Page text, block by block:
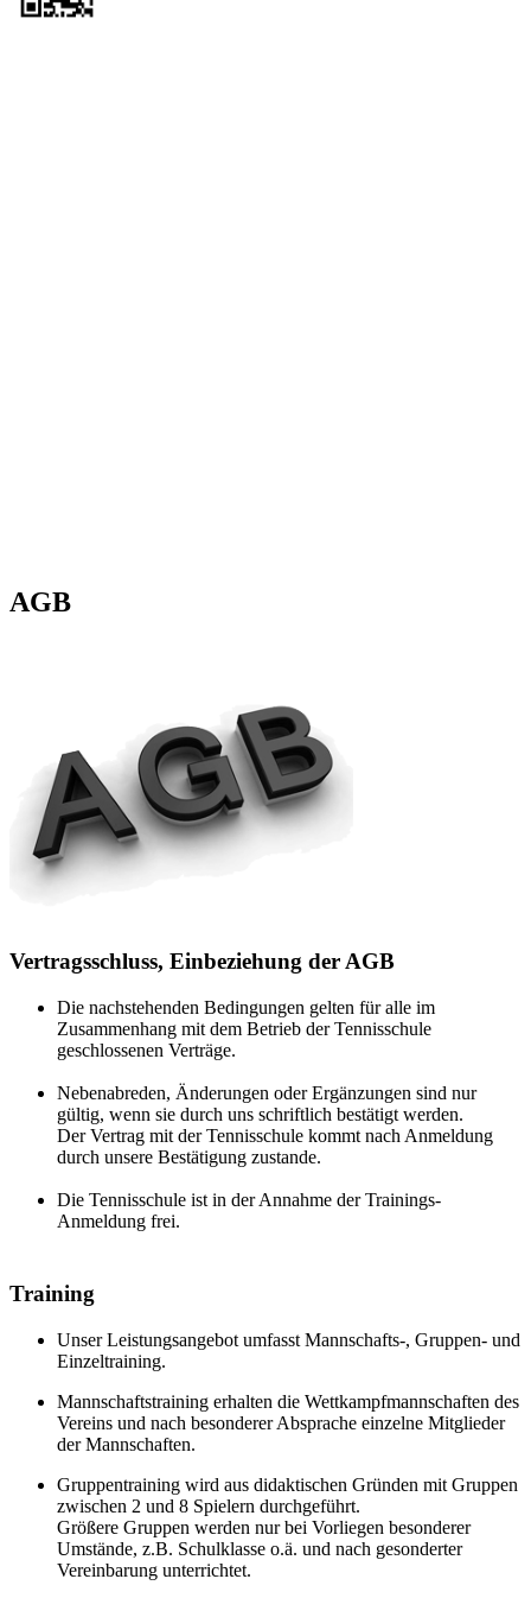
AGB
Vertragsschluss, Einbeziehung der AGB
Die nachstehenden Bedingungen gelten für alle im
Zusammenhang mit dem Betrieb der Tennisschule
geschlossenen Verträge.
Nebenabreden, Änderungen oder Ergänzungen sind nur
gültig, wenn sie durch uns schriftlich bestätigt werden.
Der Vertrag mit der Tennisschule kommt nach Anmeldung
durch unsere Bestätigung zustande.
Die Tennisschule ist in der Annahme der Trainings-
Anmeldung frei.
Training
Unser Leistungsangebot umfasst Mannschafts-, Gruppen- und
Einzeltraining.
Mannschaftstraining erhalten die Wettkampfmannschaften des
Vereins und nach besonderer Absprache einzelne Mitglieder
der Mannschaften.
Gruppentraining wird aus didaktischen Gründen mit Gruppen
zwischen 2 und 8 Spielern durchgeführt.
Größere Gruppen werden nur bei Vorliegen besonderer
Umstände, z.B. Schulklasse o.ä. und nach gesonderter
Vereinbarung unterrichtet.